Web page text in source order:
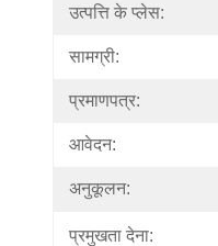
उत्पत्ति के प्लेस:
सामग्री:
प्रमाणपत्र:
आवेदन:
अनुकूलन:
प्रमुखता देना: